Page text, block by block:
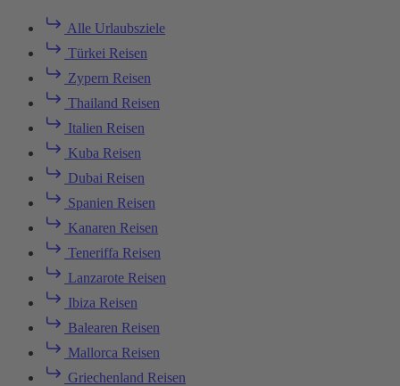
Alle Urlaubsziele
Türkei Reisen
Zypern Reisen
Thailand Reisen
Italien Reisen
Kuba Reisen
Dubai Reisen
Spanien Reisen
Kanaren Reisen
Teneriffa Reisen
Lanzarote Reisen
Ibiza Reisen
Balearen Reisen
Mallorca Reisen
Griechenland Reisen